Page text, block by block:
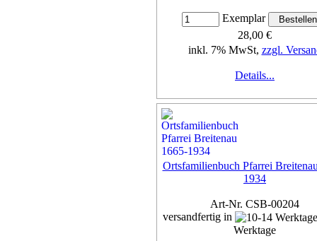
Exemplar
28,00 €
inkl. 7% MwSt, zzgl.
Details...
Ortsfamilienbuch Pfarrei
1934
Art-Nr. CSB-00204
versandfertig in
Werktage